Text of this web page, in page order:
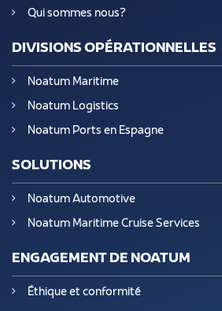
Qui sommes nous?
DIVISIONS OPÉRATIONNELLES
Noatum Maritime
Noatum Logistics
Noatum Ports en Espagne
SOLUTIONS
Noatum Automotive
Noatum Maritime Cruise Services
ENGAGEMENT DE NOATUM
Éthique et conformité